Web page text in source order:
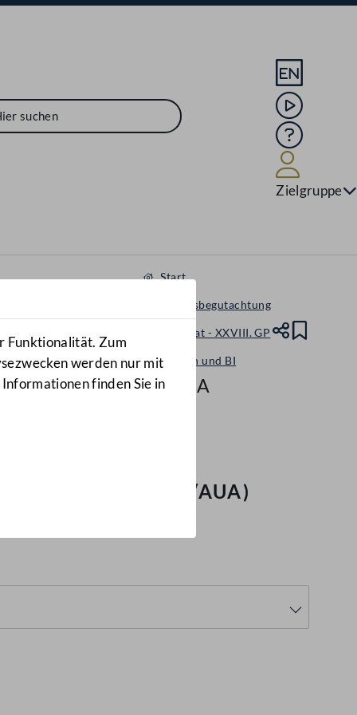
Sprache
Mediathek
Hilfe
Zielgruppe
Funktionalität. Zum
werden nur mit
finden Sie in
Start
Ausschussbegutachtung
Nationalrat - XXVIII. GP
Petitionen und BI
14/AUA
(14/AUA)